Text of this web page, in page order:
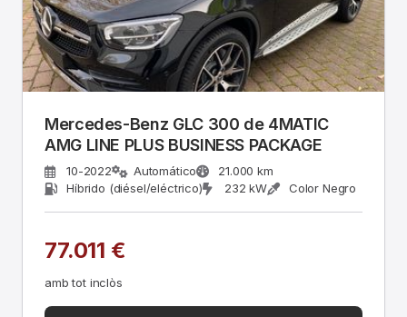
Mercedes-Benz GLC 300 de 4MATIC
AMG LINE PLUS BUSINESS PACKAGE
10-2022 Automático
21.000 km
Híbrido (diésel/eléctrico)
232 kW Color Negro
77.011 €
amb tot inclòs